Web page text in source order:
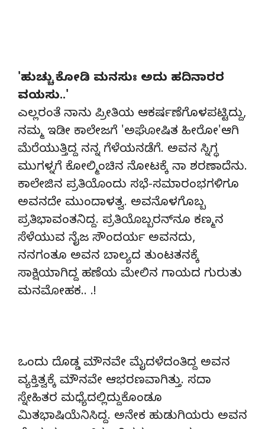
'ಹುಚ್ಚು ಕೋಡಿ ಮನಸುಃ ಅದು ಹದಿನಾರರ
ವಯಸು..'
ಎಲ್ಲರಂತೆ ನಾನು ಪ್ರೀತಿಯ ಆಕರ್ಷಣೆಗೊಳಪಟ್ಟಿದ್ದು,
ನಮ್ಮ ಇಡೀ ಕಾಲೇಜಗೆ 'ಅಘೋಷಿತ ಹೀರೋ'ಆಗಿ
ಮೆರೆಯುತ್ತಿದ್ದ ನನ್ನ ಗೆಳೆಯನಡೆಗೆ. ಅವನ ಸ್ನಿಗ್ಧ
ಮುಗಳ್ನಗೆ ಕೋಲ್ಮಿಂಚಿನ ನೋಟಕ್ಕೆ ನಾ ಶರಣಾದೆನು.
ಕಾಲೇಜಿನ ಪ್ರತಿಯೊಂದು ಸಭೆ-ಸಮಾರಂಭಗಳಿಗೂ
ಅವನದೇ ಮುಂದಾಳತ್ವ. ಅವನೊಳಗೊಬ್ಬ
ಪ್ರತಿಭಾವಂತನಿದ್ದ. ಪ್ರತಿಯೊಬ್ಬರನ್ನೂ ಕಣ್ಮನ
ಸೆಳೆಯುವ ನೈಜ ಸೌಂದರ್ಯ ಅವನದು,
ನನಗಂತೂ ಅವನ ಬಾಲ್ಯದ ತುಂಟತನಕ್ಕೆ
ಸಾಕ್ಷಿಯಾಗಿದ್ದ ಹಣೆಯ ಮೇಲಿನ ಗಾಯದ ಗುರುತು
ಮನಮೋಹಕ.. .!
ಒಂದು ದೊಡ್ಡ ಮೌನವೇ ಮೈದಳೆದಂತಿದ್ದ ಅವನ
ವ್ಯಕ್ತಿತ್ವಕ್ಕೆ ಮೌನವೇ ಆಭರಣವಾಗಿತ್ತು. ಸದಾ
ಸ್ನೇಹಿತರ ಮಧ್ಯೆದಲ್ಲಿದ್ದುಕೊಂಡೂ
ಮಿತಭಾಷಿಯೆನಿಸಿದ್ದ. ಅನೇಕ ಹುಡುಗಿಯರು ಅವನ